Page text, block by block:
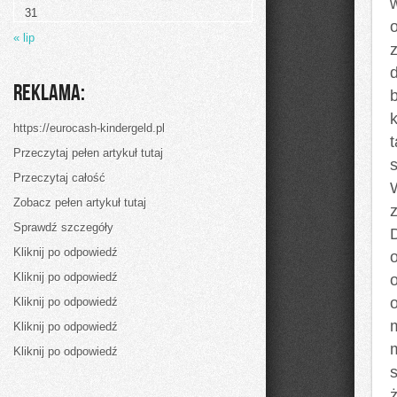
przebywamy
31
« lip
Reklama:
https://eurocash-kindergeld.pl
Przeczytaj pełen artykuł tutaj
Przeczytaj całość
Zobacz pełen artykuł tutaj
Sprawdź szczegóły
Kliknij po odpowiedź
Kliknij po odpowiedź
Kliknij po odpowiedź
Kliknij po odpowiedź
Kliknij po odpowiedź